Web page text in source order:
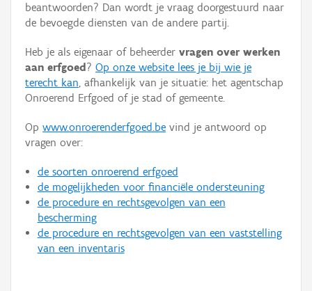
Persoon of collectief
Hergebruik
Aanmelden
beantwoorden? Dan wordt je vraag doorgestuurd naar
de bevoegde diensten van de andere partij.
Heb je als eigenaar of beheerder vragen over werken
aan erfgoed ? Op onze website lees je bij wie je
terecht kan, afhankelijk van je situatie: het agentschap
Onroerend Erfgoed of je stad of gemeente.
Op www.onroerenderfgoed.be vind je antwoord op
vragen over:
de soorten onroerend erfgoed
de mogelijkheden voor financiële ondersteuning
de procedure en rechtsgevolgen van een
bescherming
de procedure en rechtsgevolgen van een vaststelling
van een inventaris